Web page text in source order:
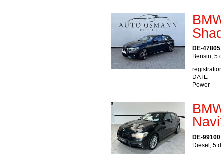
DE-
Bensin, 5
DATE
Power
DE-
Diesel, 5